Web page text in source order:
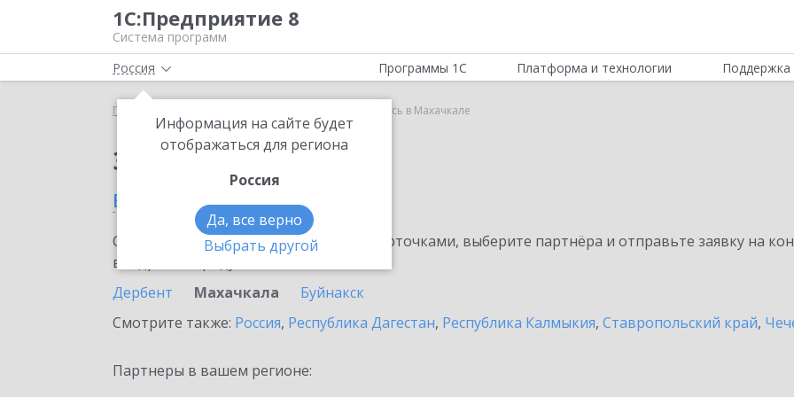
1С:Предприятие 8
Система программ
Россия
Информация на сайте будет
отображаться для региона
Россия
Да, все верно
Выбрать другой
Программы 1С Платформа и технологии Поддержка
Главная 1С:Подпись в Махачкале
Заказать 1С:Подпись
в Махачкале
Ознакомьтесь с информационными карточками, выберите партнёра и отправьте заявку на
внедрение продукта.
Дербент
Махачкала
Буйнакск
Смотрите также: Россия, Республика Дагестан, Республика Калмыкия, Ставропольский край,
Партнеры в вашем регионе: